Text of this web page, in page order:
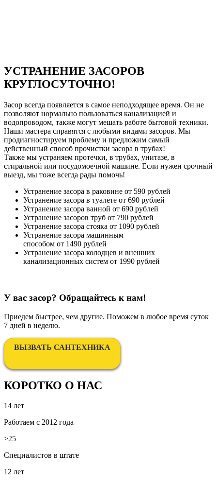
УСТРАНЕНИЕ ЗАСОРОВ
КРУГЛОСУТОЧНО!
Засор всегда появляется в самое неподходящее время. Он не
позволяют нормально пользоваться канализацией и
водопроводом, также могут мешать работе бытовой техники.
Наши мастера справятся с любыми видами засоров. Мы
продиагностируем проблему и предложим самый
действенный способ прочистки засора в трубах!
Также мы устраняем протечки, в трубах, унитазе, в
стиральной или посудомоечной машине. Если нужен срочный
выезд, мы тоже всегда рады помочь!
Устранение засора в раковине от 590 рублей
Устранение засора в туалете от 690 рублей
Устранение засора ванной от 690 рублей
Устранение засоров труб от 790 рублей
Устранение засора стояка от 1090 рублей
Устранение засора машинным
способом от 1490 рублей
Устранение засора колодцев и внешних
канализационных систем от 1990 рублей
У вас засор? Обращайтесь к нам!
Приедем быстрее, чем другие. Поможем в любое время суток
7 дней в неделю.
ВЫЗВАТЬ САНТЕХНИКА
КОРОТКО О НАС
14 лет
Работаем с 2012 года
>25
Специалистов в штате
12 лет